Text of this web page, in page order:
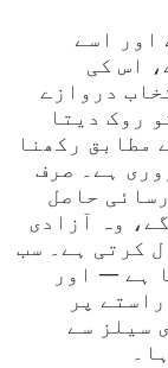
اور اسے
اس کی
دروازے
روک دیتا
مطابق رکھنا
ہے۔ صرف
حاصل
وہ آزادی
کرتی ہے۔ سب
ہے — اور
پر
سیلز سے